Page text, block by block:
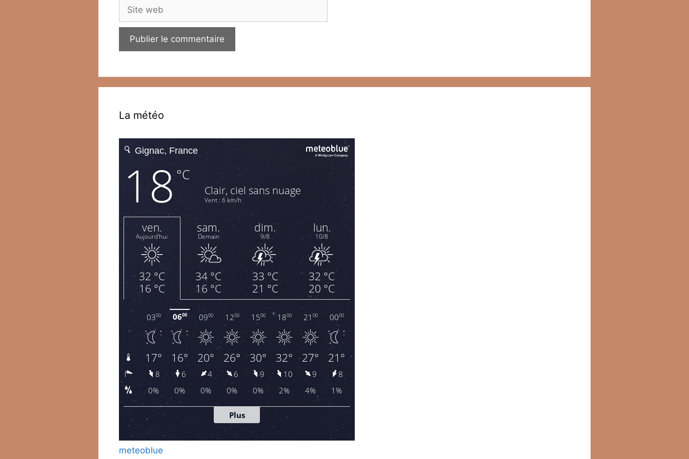
web
La météo
meteoblue